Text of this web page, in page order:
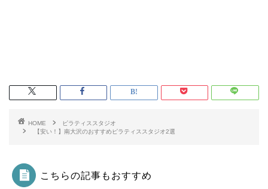
HOME
ピラティススタジオ
【安い！】南大沢のおすすめピラティススタジオ2選
こちらの記事もおすすめ